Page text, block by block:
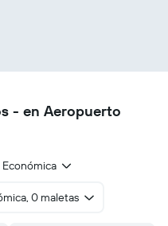
- en Aeropuerto
Económica
0 maletas